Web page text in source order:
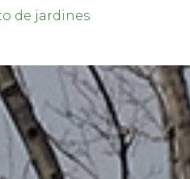
de jardines